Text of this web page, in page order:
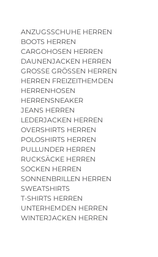
ANZUGSSCHUHE HERREN
BOOTS HERREN
CARGOHOSEN HERREN
DAUNENJACKEN HERREN
GROSSE GRÖSSEN HERREN
HERREN FREIZEITHEMDEN
HERRENHOSEN
HERRENSNEAKER
JEANS HERREN
LEDERJACKEN HERREN
OVERSHIRTS HERREN
POLOSHIRTS HERREN
PULLUNDER HERREN
RUCKSÄCKE HERREN
SOCKEN HERREN
SONNENBRILLEN HERREN
SWEATSHIRTS
T-SHIRTS HERREN
UNTERHEMDEN HERREN
WINTERJACKEN HERREN